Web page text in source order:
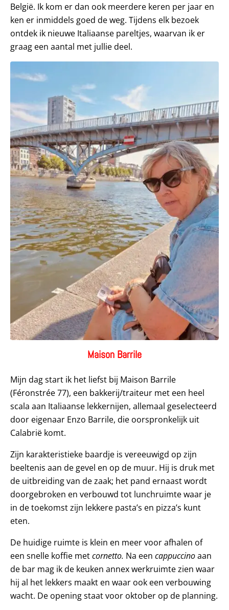
België. Ik kom er dan ook meerdere keren per jaar en
ken er inmiddels goed de weg. Tijdens elk bezoek
ontdek ik nieuwe Italiaanse pareltjes, waarvan ik er
graag een aantal met jullie deel.
Maison Barrile
Mijn dag start ik het liefst bij Maison Barrile
(Féronstrée 77), een bakkerij/traiteur met een heel
scala aan Italiaanse lekkernijen, allemaal geselecteerd
door eigenaar Enzo Barrile, die oorspronkelijk uit
Calabrië komt.
Zijn karakteristieke baardje is vereeuwigd op zijn
beeltenis aan de gevel en op de muur. Hij is druk met
de uitbreiding van de zaak; het pand ernaast wordt
doorgebroken en verbouwd tot lunchruimte waar je
in de toekomst zijn lekkere pasta’s en pizza’s kunt
eten.
De huidige ruimte is klein en meer voor afhalen of
een snelle koffie metcornetto. Na een cappuccinoaan
de bar mag ik de keuken annex werkruimte zien waar
hij al het lekkers maakt en waar ook een verbouwing
wacht. De opening staat voor oktober op de planning.